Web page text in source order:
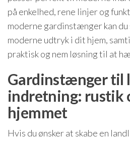
på enkelhed, rene linjer og
moderne gardinstænger kan
moderne udtryk i dit hjem,
praktisk og nem løsning til at
Gardinstænger til
indretning: rustik
hjemmet
Hvis du ønsker at skabe en